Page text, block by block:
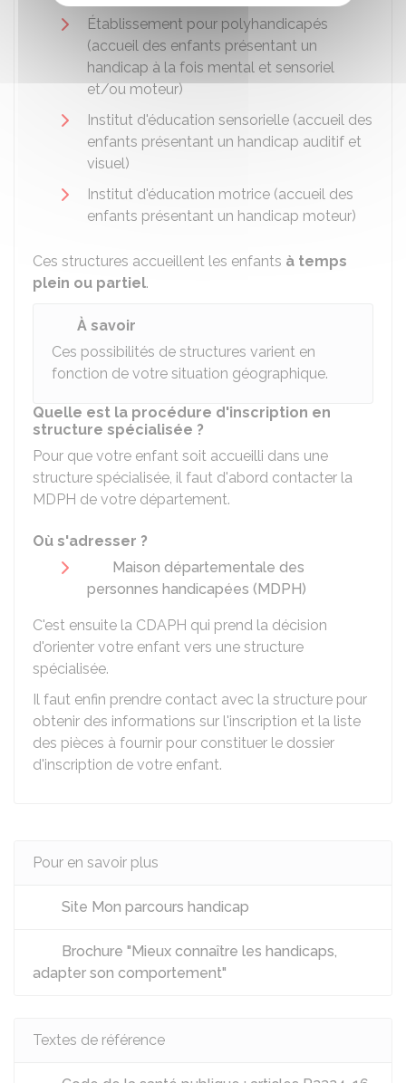
Établissement pour polyhandicapés
(accueil des enfants présentant un
handicap à la fois mental et sensoriel
et/ou moteur)
Institut d'éducation sensorielle (accueil des
enfants présentant un handicap auditif et
visuel)
Institut d'éducation motrice (accueil des
enfants présentant un handicap moteur)
Ces structures accueillent les enfants à temps
plein ou partiel.
À savoir
Ces possibilités de structures varient en
fonction de votre situation géographique.
Quelle est la procédure d'inscription en
structure spécialisée ?
Pour que votre enfant soit accueilli dans une
structure spécialisée, il faut d'abord contacter la
MDPH de votre département.
Où s'adresser ?
Maison départementale des
personnes handicapées (MDPH)
C'est ensuite la CDAPH qui prend la décision
d'orienter votre enfant vers une structure
spécialisée.
Il faut enfin prendre contact avec la structure pour
obtenir des informations sur l'inscription et la liste
des pièces à fournir pour constituer le dossier
d'inscription de votre enfant.
Pour en savoir plus
Site Mon parcours handicap
Brochure "Mieux connaître les handicaps,
adapter son comportement"
Textes de référence